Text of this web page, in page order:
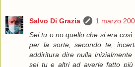
Salvo Di Grazia
1 marzo
Sei tu o no quello che si era
per la sorte, secondo te,
addiritura dire nulla
sei tu e altri ad averle fatto